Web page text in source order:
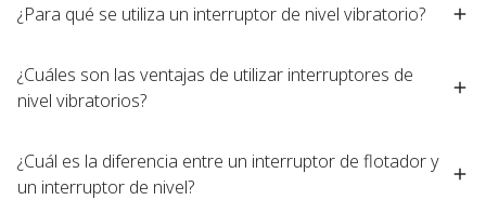
¿Para qué se utiliza un interruptor de nivel vibratorio?​ ​
¿Cuáles son las ventajas de utilizar interruptores de
nivel vibratorios?​ ​
¿Cuál es la diferencia entre un interruptor de flotador y
un interruptor de nivel?​ ​